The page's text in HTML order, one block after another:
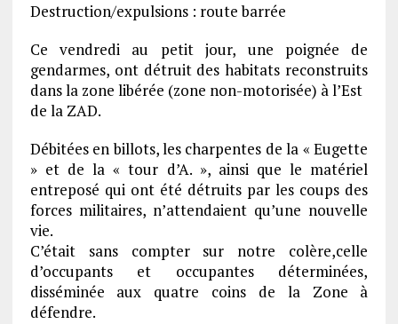
Destruction/expulsions : route barrée
Ce vendredi au petit jour, une poignée de
gendarmes, ont détruit des habitats reconstruits
dans la zone libérée (zone non-motorisée) à l’Est
de la ZAD.
Débitées en billots, les charpentes de la « Eugette
» et de la « tour d’A. », ainsi que le matériel
entreposé qui ont été détruits par les coups des
forces militaires, n’attendaient qu’une nouvelle
vie.
C’était sans compter sur notre colère,celle
d’occupants et occupantes déterminées,
disséminée aux quatre coins de la Zone à
défendre.